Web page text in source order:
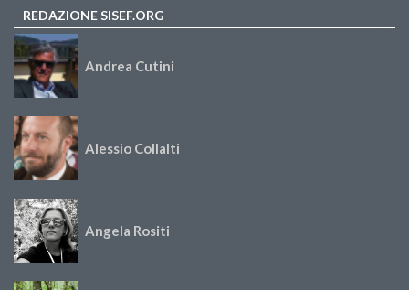
REDAZIONE SISEF.ORG
Andrea Cutini
Alessio Collalti
Angela Rositi